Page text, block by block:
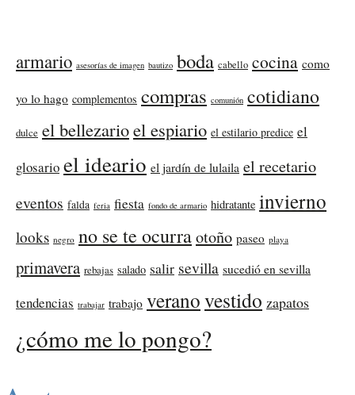
armario asesorías de imagen bautizo boda cabello cocina como
yo lo hago complementos compras comunión cotidiano
dulce el bellezarioel espiario el estilario predice el
glosario el ideario el jardín de lulaila el recetario
eventos falda feria fiesta fondo de armario hidratante invierno
looks negro no se te ocurraotoño paseo playa
primavera rebajas salado salir sevilla sucedió en sevilla
tendencias trabajar trabajo veranovestido zapatos
¿cómo me lo pongo?